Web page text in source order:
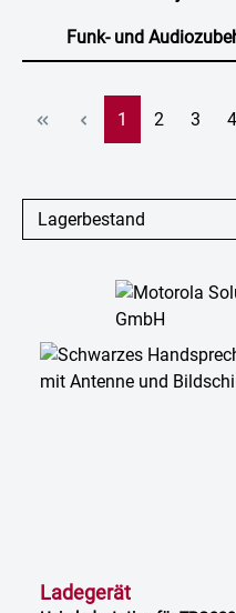
Funk- und
Seite
1 Seite
2 Seite
3 4
Ladegerät